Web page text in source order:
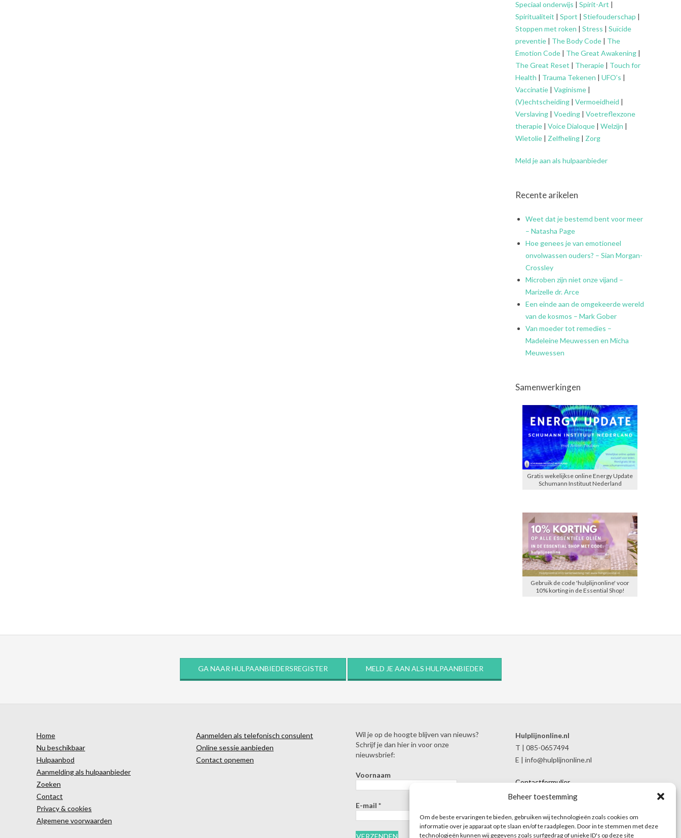
Beheer toestemming
Om de beste ervaringen te bieden, gebruiken wij technologieën zoals cookies om
informatie over je apparaat op te slaan en/of te raadplegen. Door in te stemmen met deze
technologieën kunnen wij gegevens zoals surfgedrag of unieke ID's op deze site
Speciaal onderwijs | Spirit-Art |
Spiritualiteit | Sport | Stiefouderschap |
Stoppen met roken | Stress | Suïcide
preventie | The Body Code | The
Emotion Code | The Great Awakening |
The Great Reset | Therapie | Touch for
Health | Trauma Tekenen | UFO’s |
Vaccinatie | Vaginisme |
(V)echtscheiding | Vermoeidheid |
Verslaving | Voeding | Voetreflexzone
therapie | Voice Dialoque | Welzijn |
Wietolie | Zelfheling | Zorg
Meld je aan als hulpaanbieder
Recente arikelen
Weet dat je bestemd bent voor meer
– Natasha Page
Hoe genees je van emotioneel
onvolwassen ouders? – Sian Morgan-
Crossley
Microben zijn niet onze vijand –
Marizelle dr. Arce
Een einde aan de omgekeerde wereld
van de kosmos – Mark Gober
Van moeder tot remedies –
Madeleine Meuwessen en Micha
Meuwessen
Samenwerkingen
Gratis wekelijkse online Energy Update
Schumann Instituut Nederland
Gebruik de code 'hulplijnonline' voor
10% korting in de Essential Shop!
GA NAAR HULPAANBIEDERSREGISTER MELD JE AAN ALS HULPAANBIEDER
Home
Nu beschikbaar
Hulpaanbod
Aanmelding als hulpaanbieder
Zoeken
Contact
Privacy & cookies
Algemene voorwaarden
Aanmelden als telefonisch consulent
Online sessie aanbieden
Contact opnemen
Wil je op de hoogte blijven van nieuws?
Schrijf je dan hier in voor onze
nieuwsbrief:
Voornaam
E-mail *
Hulplijnonline.nl
T | 085-0657494
E | info@hulplijnonline.nl
Contactformulier
Over Hulplijnonline.nl